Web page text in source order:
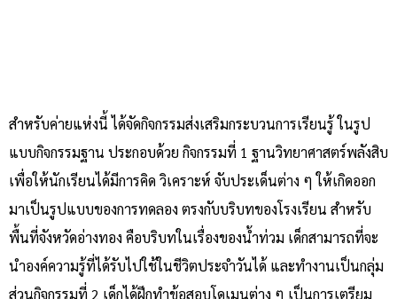
สำหรับค่ายแห่งนี้ ได้จัดกิจกรรมส่งเสริมกระบวนการเรียนรู้ ในรูป
แบบกิจกรรมฐาน ประกอบด้วย กิจกรรมที่ 1 ฐานวิทยาศาสตร์พลังสิบ
เพื่อให้นักเรียนได้มีการคิด วิเคราะห์ จับประเด็นต่าง ๆ ให้เกิดออก
มาเป็นรูปแบบของการทดลอง ตรงกับบริบทของโรงเรียน สำหรับ
พื้นที่จังหวัดอ่างทอง คือบริบทในเรื่องของน้ำท่วม เด็กสามารถที่จะ
นำองค์ความรู้ที่ได้รับไปใช้ในชีวิตประจำวันได้ และทำงานเป็นกลุ่ม
ส่วนกิจกรรมที่ 2 เด็กได้ฝึกทำข้อสอบโดเมนต่าง ๆ เป็นการเตรียม